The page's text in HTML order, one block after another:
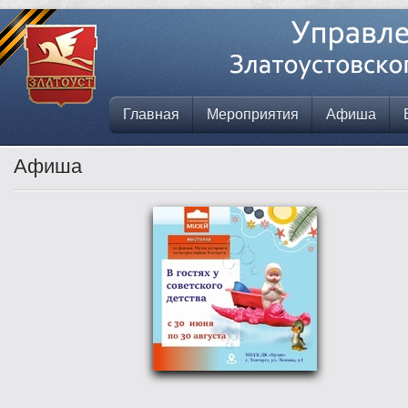
Главная Мероприятия Афиша
Афиша